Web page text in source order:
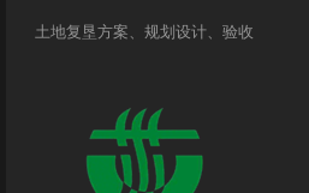
土地复垦方案、规划设计、验收